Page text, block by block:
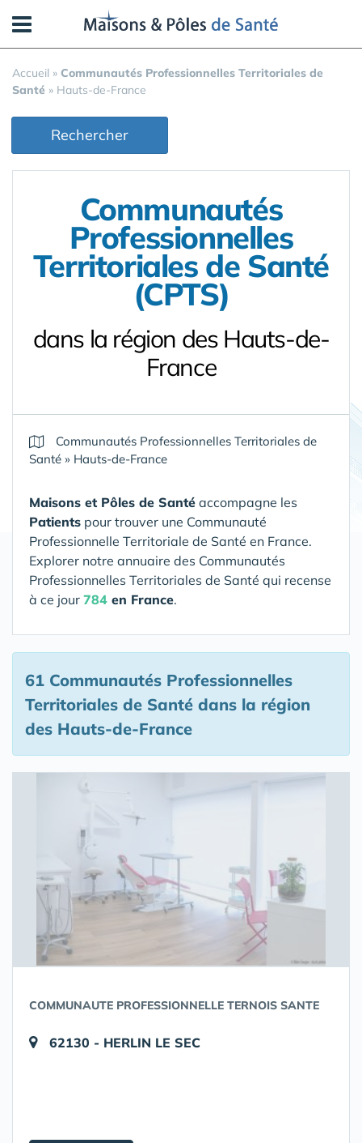
Accueil » Communautés Professionnelles Territoriales de
Santé » Hauts-de-France
Rechercher
Communautés
Professionnelles
Territoriales de Santé
(CPTS)
dans la région des Hauts-de-
France
Communautés Professionnelles Territoriales de
Santé » Hauts-de-France
Maisons et Pôles de Santé accompagne les
Patients pour trouver une Communauté
Professionnelle Territoriale de Santé en France.
Explorer notre annuaire des Communautés
Professionnelles Territoriales de Santé qui recense
à ce jour 784 en France.
61 Communautés Professionnelles
Territoriales de Santé dans la région
des Hauts-de-France
COMMUNAUTE PROFESSIONNELLE TERNOIS SANTE
62130 - HERLIN LE SEC
Panneau de gestion des cookies